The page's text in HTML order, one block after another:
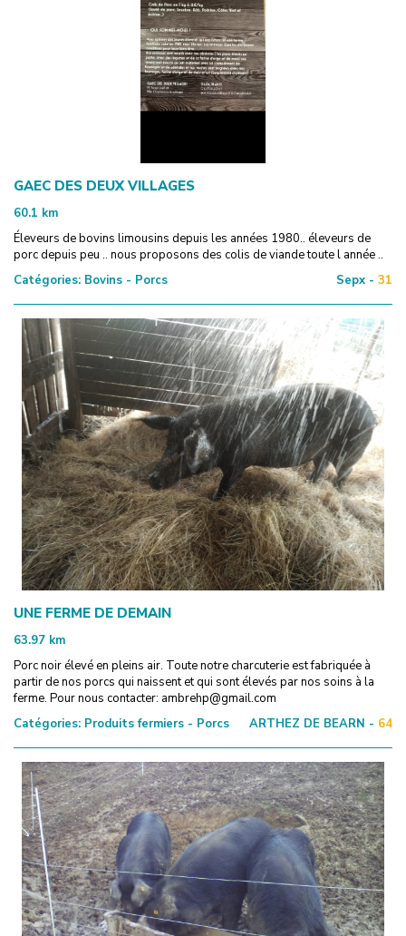
GAEC DES DEUX VILLAGES
60.1 km
Éleveurs de bovins limousins depuis les années 1980.. éleveurs de
porc depuis peu .. nous proposons des colis de viande toute l année ..
Catégories: Bovins - Porcs Sepx - 31
UNE FERME DE DEMAIN
63.97 km
Porc noir élevé en pleins air. Toute notre charcuterie est fabriquée à
partir de nos porcs qui naissent et qui sont élevés par nos soins à la
ferme. Pour nous contacter: ambrehp@gmail.com
Catégories: Produits fermiers - Porcs ARTHEZ DE BEARN - 64